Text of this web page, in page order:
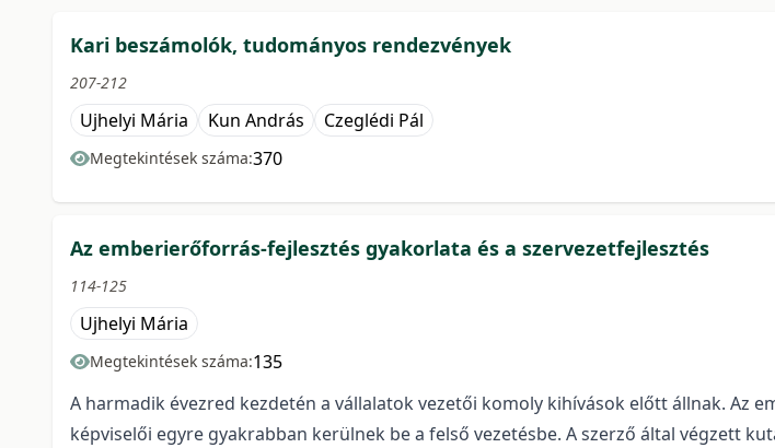
Kari beszámolók, tudományos rendezvények
207-212
Ujhelyi Mária Kun András Czeglédi Pál
Megtekintések száma:370
Az emberierőforrás-fejlesztés gyakorlata és a szervezetfejlesztés
114-125
Ujhelyi Mária
Megtekintések száma:135
A harmadik évezred kezdetén a vállalatok vezetői komoly kihívások előtt állnak.
képviselői egyre gyakrabban kerülnek be a felső vezetésbe. A szerző által végzett